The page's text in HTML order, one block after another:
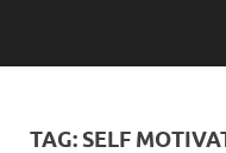
TAG: SELF